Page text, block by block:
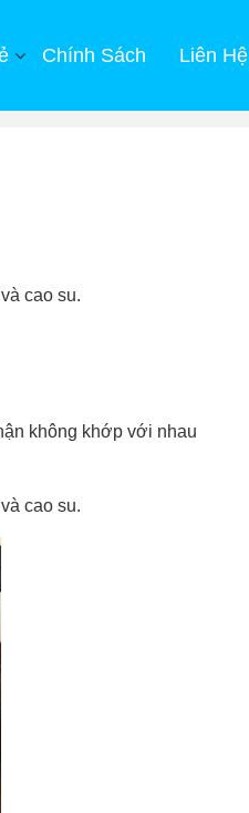
cao su.
không khớp với nhau
cao su.
Chính Sách Liên Hệ